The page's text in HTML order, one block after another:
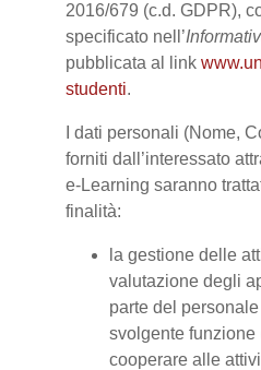
2016/679 (c.d. GDPR),
specificato nell’
pubblicata al link
studenti.
I dati personali (Nome,
forniti dall’interessato
e-Learning saranno
finalità:
la gestione delle
valutazione degli
parte del
svolgente funzione
cooperare alle